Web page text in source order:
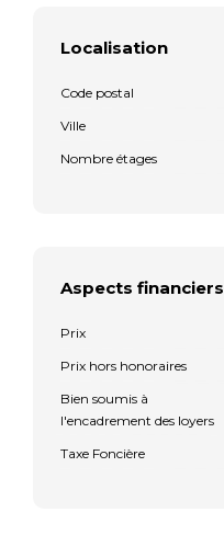
Localisation
Code postal
Ville
Nombre étages
Aspects financiers
Prix
Prix hors honoraires
Bien soumis à
l'encadrement des loyers
Taxe Foncière